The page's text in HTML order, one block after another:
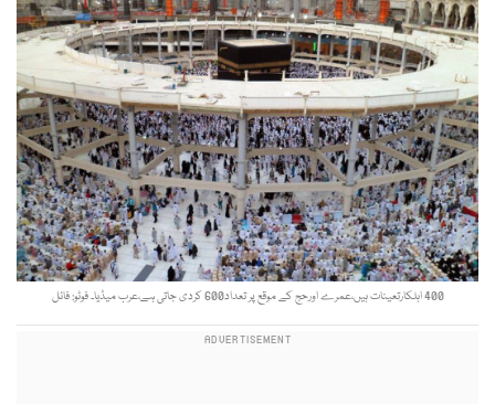
400 اہلکارتعینات ہیں،عمرے اورحج کے موقع پر تعداد600 کردی جاتی ہے،عرب میڈیا۔ فوٹو: فائل